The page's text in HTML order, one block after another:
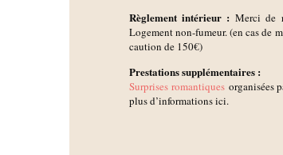
Règlement intérieur : Merci de
Logement non-fumeur. (en cas de
caution de 150€)
Prestations supplémentaires :
Surprises romantiques organisées
plus d’informations ici.